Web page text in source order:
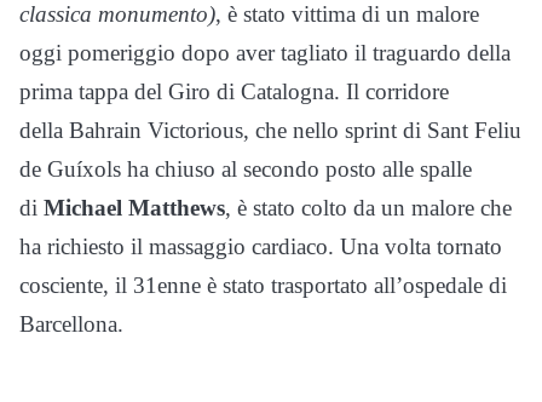
classica monumento), è stato vittima di un malore
oggi pomeriggio dopo aver tagliato il traguardo della
prima tappa del Giro di Catalogna. Il corridore
della Bahrain Victorious, che nello sprint di Sant Feliu
de Guíxols ha chiuso al secondo posto alle spalle
di Michael Matthews, è stato colto da un malore che
ha richiesto il massaggio cardiaco. Una volta tornato
cosciente, il 31enne è stato trasportato all’ospedale di
Barcellona.